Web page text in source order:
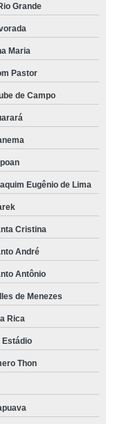
Grande
Maria
Pastor
de Campo
Eugênio de Lima
Cristina
André
Antônio
de Menezes
Rica
Thon